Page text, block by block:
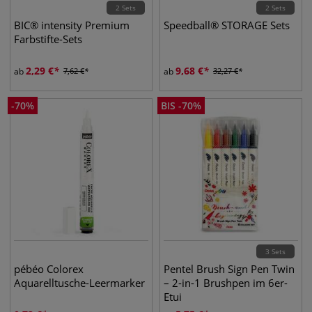
2 Sets
BIC® intensity Premium
Farbstifte-Sets
ab2,29 € 7,62€
2 Sets
Speedball® STORAGE Sets
ab9,68 € 32,27€
-70%
pébéo Colorex
Aquarelltusche-Leermarker
BIS -70%
3 Sets
Pentel Brush Sign Pen Twin
– 2-in-1 Brushpen im 6er-
Etui